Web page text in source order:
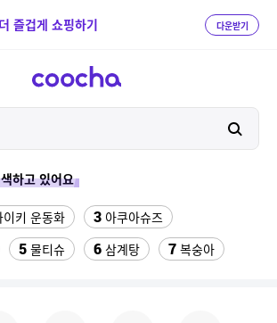
즐겁게 쇼핑하기 다운받기
하고 있어요
이키 운동화 3 아쿠아슈즈
5 물티슈 6 삼계탕 7 복숭아
DDR4-3200 CL22 파인인포 (16GB)